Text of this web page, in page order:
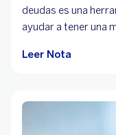
deudas es una
ayudar a tener una
Leer Nota